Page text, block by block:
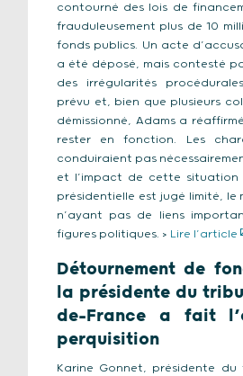
contourné des lois de
frauduleusement plus de 10
fonds publics. Un acte
a été déposé, mais contesté
des irrégularités
prévu et, bien que plusieurs
démissionné, Adams a
rester en fonction. Les
conduiraient pas
et l’impact de cette situation
présidentielle est jugé limité, le
n’ayant pas de liens
figures politiques. > Lire l’article
Détournement de
la présidente du
de-France a fait
perquisition
Karine Gonnet, présidente du